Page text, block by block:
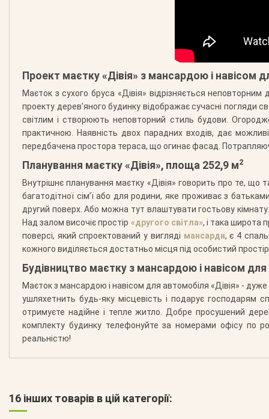
Проект маєтку «Дівія» з мансардою і навісом
Маєток з сухого бруса «Дівія» відрізняється
проекту дерев’яного будинку відображає сучасні погляди
світлим і створюють неповторний стиль будови.
практичною. Наявність двох парадних входів, дає
передбачена простора тераса, що огинає фасад.
Планування маєтку «Дівія», площа 252,9 м2
Внутрішнє планування маєтку «Дівія» говорить про те, що
багатодітної сім’ї або для родини, яке проживає з
другий поверх. Або можна тут влаштувати гостьову
Над залом височіє простір «другого світла», і така широта
поверсі, який спроектований у вигляді мансарди, є 4
кожного виділяється достатньо місця під особистий
Будівництво маєтку з мансардою і навісом
Маєток з мансардою і навісом для автомобіля «Дівія» -
ушляхетнить будь-яку місцевість і подарує господарям
отримуєте надійне і тепле житло. Добре просушений
комплекту будинку телефонуйте за номерами офісу по
реальністю!
16 інших товарів в цій категорії: